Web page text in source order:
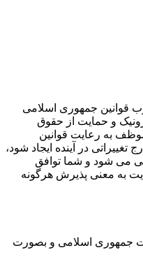
قوانین جمهوری اسلامی
و حمایت از حقوق
به رعایت قوانین
در آینده ایجاد شود،
می شود و شما توافق
به معنی پذیرش هرگونه
جمهوری اسلامی و بصورت